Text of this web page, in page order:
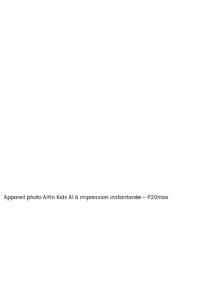
Appareil photo AiYin Kids AI à impression instantanée – P20max